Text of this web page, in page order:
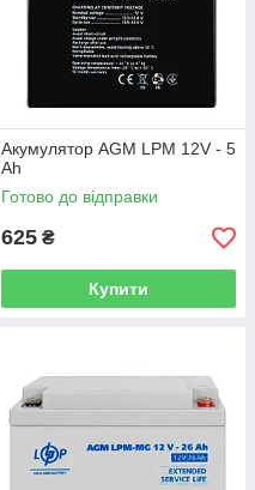
Акумулятор AGM LPM 12V - 5
Ah
Готово до відправки
625 ₴
Купити